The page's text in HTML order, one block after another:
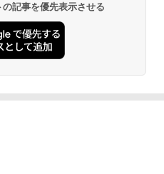
タメン とんこつ味 35g×15個
食 カップラーメン ミニカップ
ンスタント アウトドアにも ロ
トック 大人買い おやつカン
えめ 78g×12個
過熱水蒸気 オーブンレンジ 23
ブラック RE-WF232-B シンプ
ンパクト 一人暮らし 二人暮ら
記事を優先表示させる